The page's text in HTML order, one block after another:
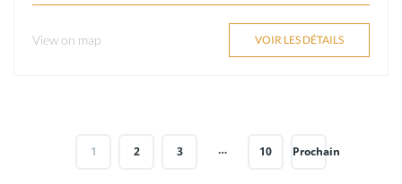
View on map VOIR LES DÉTAILS
1 2 3 … 10 Prochain